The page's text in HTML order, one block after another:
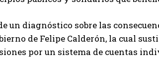
un diagnóstico sobre las
de Felipe Calderón, la cual
por un sistema de cuentas